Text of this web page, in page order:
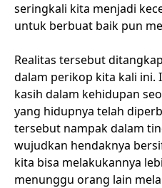
seringkali kita menjadi
untuk berbuat baik pun
Realitas tersebut
dalam perikop kita kali ini.
kasih dalam kehidupan
yang hidupnya telah
tersebut nampak dalam
wujudkan hendaknya
kita bisa melakukannya
menunggu orang lain